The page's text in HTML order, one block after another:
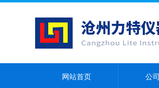
网站首页 公